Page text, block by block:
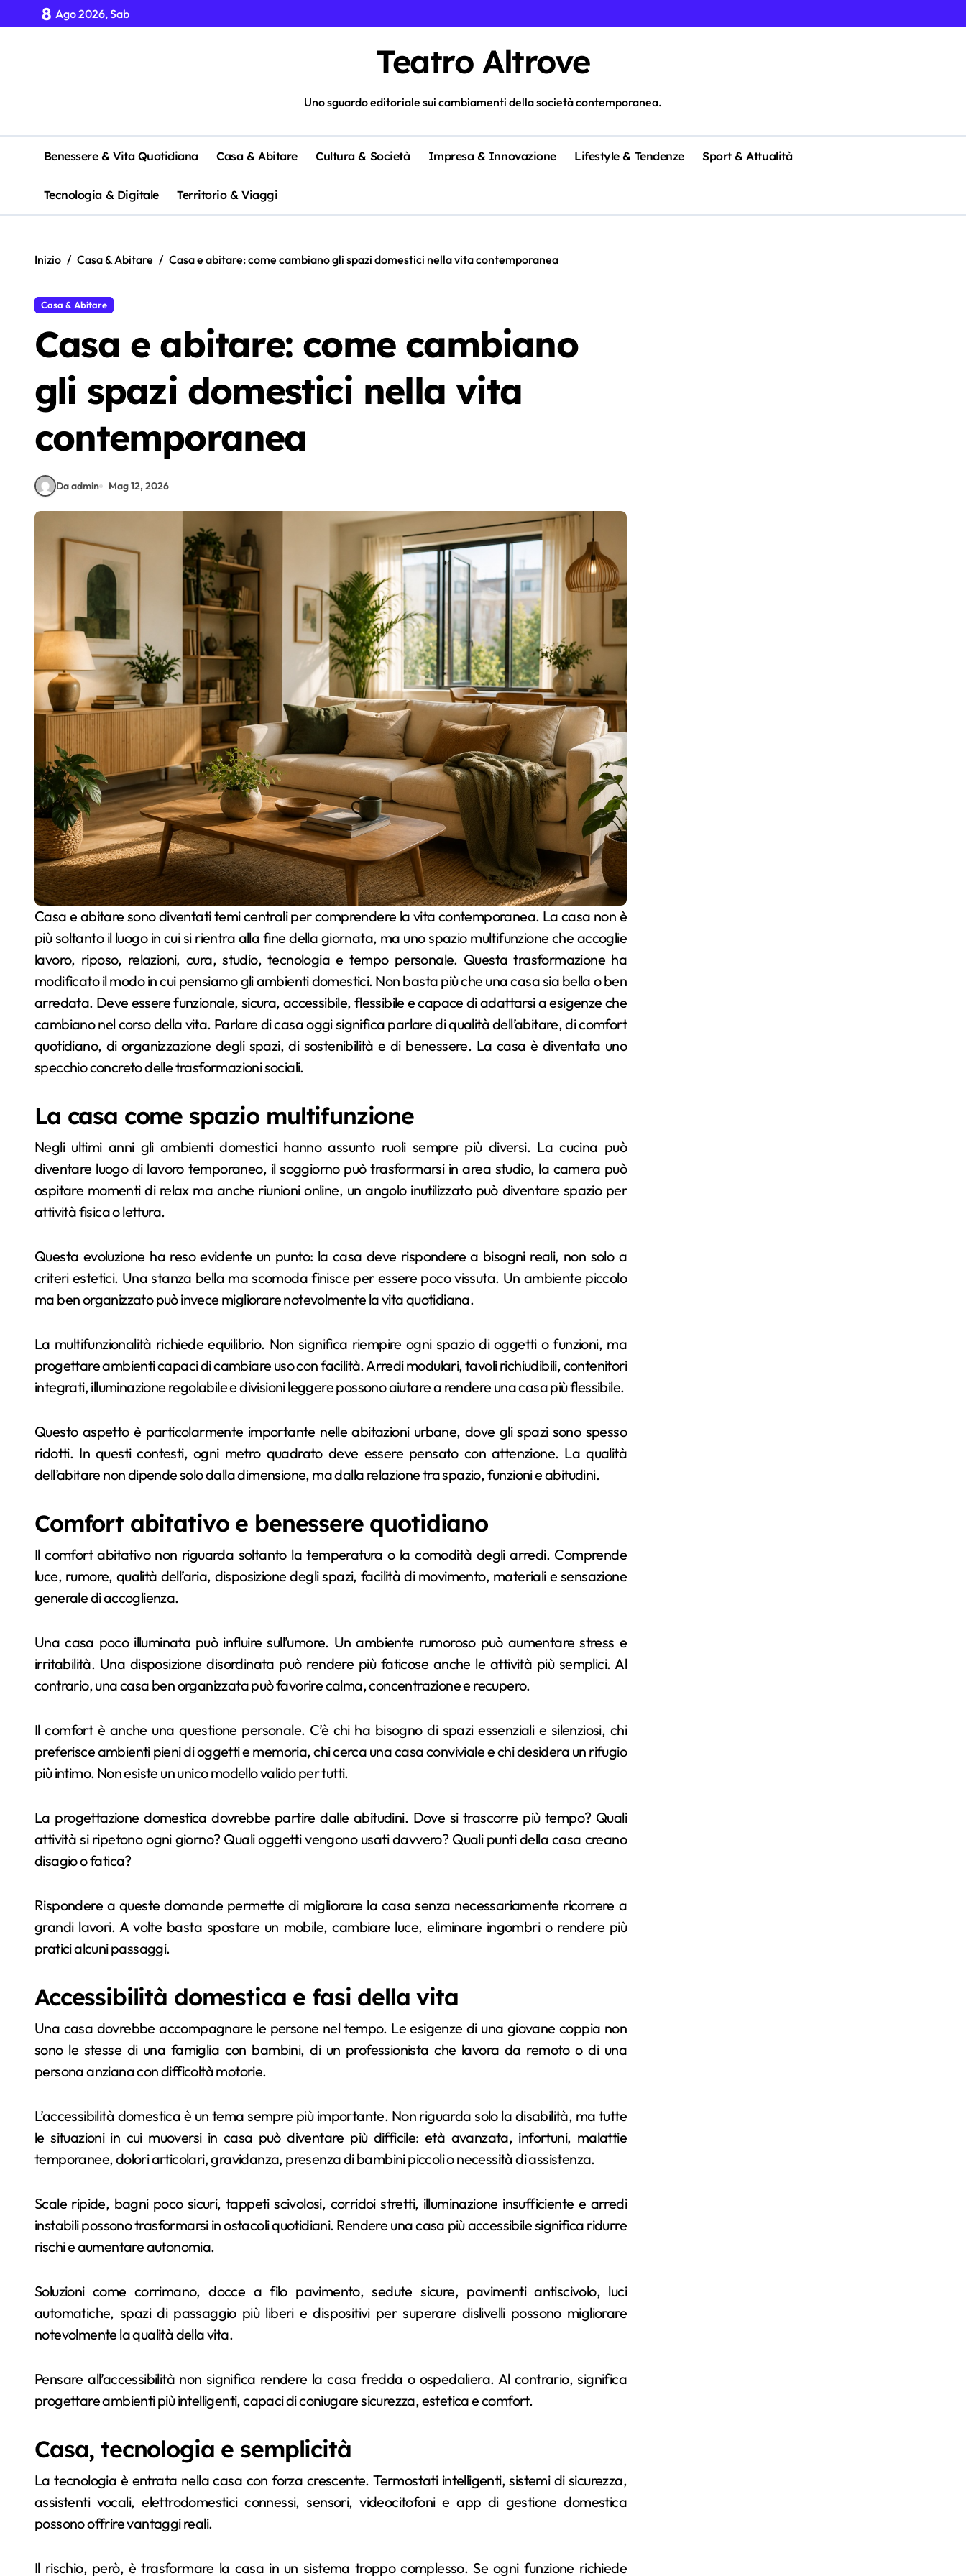
8 Ago 2026, Sab
Teatro Altrove
Uno sguardo editoriale sui cambiamenti della società contemporanea.
Benessere & Vita Quotidiana Casa & Abitare Cultura & Società Impresa & Innovazione Lifestyle & Tendenze Sport & Attualità
Tecnologia & Digitale Territorio & Viaggi
Inizio Casa & Abitare Casa e abitare: come cambiano gli spazi domestici nella vita contemporanea
Casa & Abitare
Casa e abitare: come cambiano
gli spazi domestici nella vita
contemporanea
Da admin Mag 12, 2026
Casa e abitare sono diventati temi centrali per comprendere la vita contemporanea. La casa non è
più soltanto il luogo in cui si rientra alla fine della giornata, ma uno spazio multifunzione che accoglie
lavoro, riposo, relazioni, cura, studio, tecnologia e tempo personale. Questa trasformazione ha
modificato il modo in cui pensiamo gli ambienti domestici. Non basta più che una casa sia bella o ben
arredata. Deve essere funzionale, sicura, accessibile, flessibile e capace di adattarsi a esigenze che
cambiano nel corso della vita. Parlare di casa oggi significa parlare di qualità dell’abitare, di comfort
quotidiano, di organizzazione degli spazi, di sostenibilità e di benessere. La casa è diventata uno
specchio concreto delle trasformazioni sociali.
La casa come spazio multifunzione
Negli ultimi anni gli ambienti domestici hanno assunto ruoli sempre più diversi. La cucina può
diventare luogo di lavoro temporaneo, il soggiorno può trasformarsi in area studio, la camera può
ospitare momenti di relax ma anche riunioni online, un angolo inutilizzato può diventare spazio per
attività fisica o lettura.
Questa evoluzione ha reso evidente un punto: la casa deve rispondere a bisogni reali, non solo a
criteri estetici. Una stanza bella ma scomoda finisce per essere poco vissuta. Un ambiente piccolo
ma ben organizzato può invece migliorare notevolmente la vita quotidiana.
La multifunzionalità richiede equilibrio. Non significa riempire ogni spazio di oggetti o funzioni, ma
progettare ambienti capaci di cambiare uso con facilità. Arredi modulari, tavoli richiudibili, contenitori
integrati, illuminazione regolabile e divisioni leggere possono aiutare a rendere una casa più flessibile.
Questo aspetto è particolarmente importante nelle abitazioni urbane, dove gli spazi sono spesso
ridotti. In questi contesti, ogni metro quadrato deve essere pensato con attenzione. La qualità
dell’abitare non dipende solo dalla dimensione, ma dalla relazione tra spazio, funzioni e abitudini.
Comfort abitativo e benessere quotidiano
Il comfort abitativo non riguarda soltanto la temperatura o la comodità degli arredi. Comprende
luce, rumore, qualità dell’aria, disposizione degli spazi, facilità di movimento, materiali e sensazione
generale di accoglienza.
Una casa poco illuminata può influire sull’umore. Un ambiente rumoroso può aumentare stress e
irritabilità. Una disposizione disordinata può rendere più faticose anche le attività più semplici. Al
contrario, una casa ben organizzata può favorire calma, concentrazione e recupero.
Il comfort è anche una questione personale. C’è chi ha bisogno di spazi essenziali e silenziosi, chi
preferisce ambienti pieni di oggetti e memoria, chi cerca una casa conviviale e chi desidera un rifugio
più intimo. Non esiste un unico modello valido per tutti.
La progettazione domestica dovrebbe partire dalle abitudini. Dove si trascorre più tempo? Quali
attività si ripetono ogni giorno? Quali oggetti vengono usati davvero? Quali punti della casa creano
disagio o fatica?
Rispondere a queste domande permette di migliorare la casa senza necessariamente ricorrere a
grandi lavori. A volte basta spostare un mobile, cambiare luce, eliminare ingombri o rendere più
pratici alcuni passaggi.
Accessibilità domestica e fasi della vita
Una casa dovrebbe accompagnare le persone nel tempo. Le esigenze di una giovane coppia non
sono le stesse di una famiglia con bambini, di un professionista che lavora da remoto o di una
persona anziana con difficoltà motorie.
L’accessibilità domestica è un tema sempre più importante. Non riguarda solo la disabilità, ma tutte
le situazioni in cui muoversi in casa può diventare più difficile: età avanzata, infortuni, malattie
temporanee, dolori articolari, gravidanza, presenza di bambini piccoli o necessità di assistenza.
Scale ripide, bagni poco sicuri, tappeti scivolosi, corridoi stretti, illuminazione insufficiente e arredi
instabili possono trasformarsi in ostacoli quotidiani. Rendere una casa più accessibile significa ridurre
rischi e aumentare autonomia.
Soluzioni come corrimano, docce a filo pavimento, sedute sicure, pavimenti antiscivolo, luci
automatiche, spazi di passaggio più liberi e dispositivi per superare dislivelli possono migliorare
notevolmente la qualità della vita.
Pensare all’accessibilità non significa rendere la casa fredda o ospedaliera. Al contrario, significa
progettare ambienti più intelligenti, capaci di coniugare sicurezza, estetica e comfort.
Casa, tecnologia e semplicità
La tecnologia è entrata nella casa con forza crescente. Termostati intelligenti, sistemi di sicurezza,
assistenti vocali, elettrodomestici connessi, sensori, videocitofoni e app di gestione domestica
possono offrire vantaggi reali.
Il rischio, però, è trasformare la casa in un sistema troppo complesso. Se ogni funzione richiede